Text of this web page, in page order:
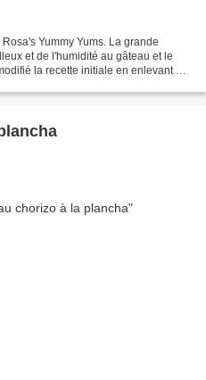
Yummy Yums. La grande
et de l'humidité au gâteau et le
la recette initiale en enlevant du